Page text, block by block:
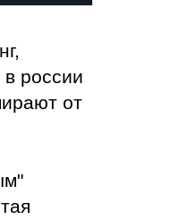
россии
от